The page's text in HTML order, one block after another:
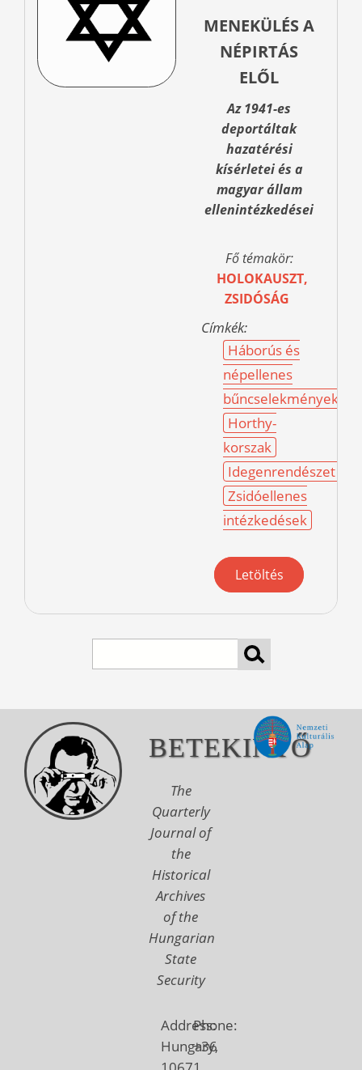
MENEKÜLÉS A
NÉPIRTÁS
ELŐL
Az 1941-es
deportáltak
hazatérési
kísérletei és a
magyar állam
ellenintézkedései
Fő témakör:
HOLOKAUSZT,
ZSIDÓSÁG
Címkék:
Háborús és
népellenes
bűncselekmények
Horthy-
korszak
Idegenrendészet
Zsidóellenes
intézkedések
Letöltés
BETEKINTŐ
The
Quarterly
Journal of
the
Historical
Archives
of the
Hungarian
State
Security
Address:
Hungary,
Phone:
+36